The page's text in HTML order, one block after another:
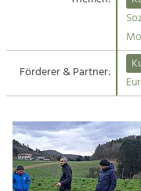
Suche
Impressum
Kontakt
Handwerk,
Soziales,
Förderer & Partner: